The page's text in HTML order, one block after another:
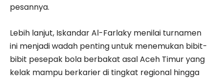
pesannya.
Lebih lanjut, Iskandar Al-Farlaky menilai turnamen
ini menjadi wadah penting untuk menemukan bibit-
bibit pesepak bola berbakat asal Aceh Timur yang
kelak mampu berkarier di tingkat regional hingga